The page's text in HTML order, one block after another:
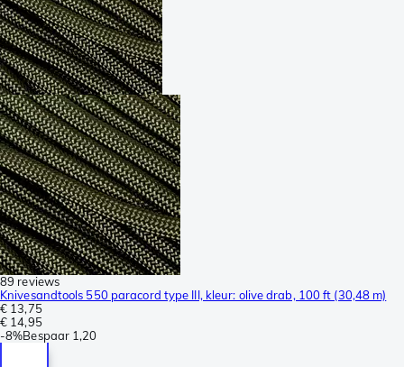
89 reviews
Knivesandtools 550 paracord type III, kleur: olive drab, 100 ft (30,48 m)
€ 13,75
€ 14,95
-8%Bespaar 1,20